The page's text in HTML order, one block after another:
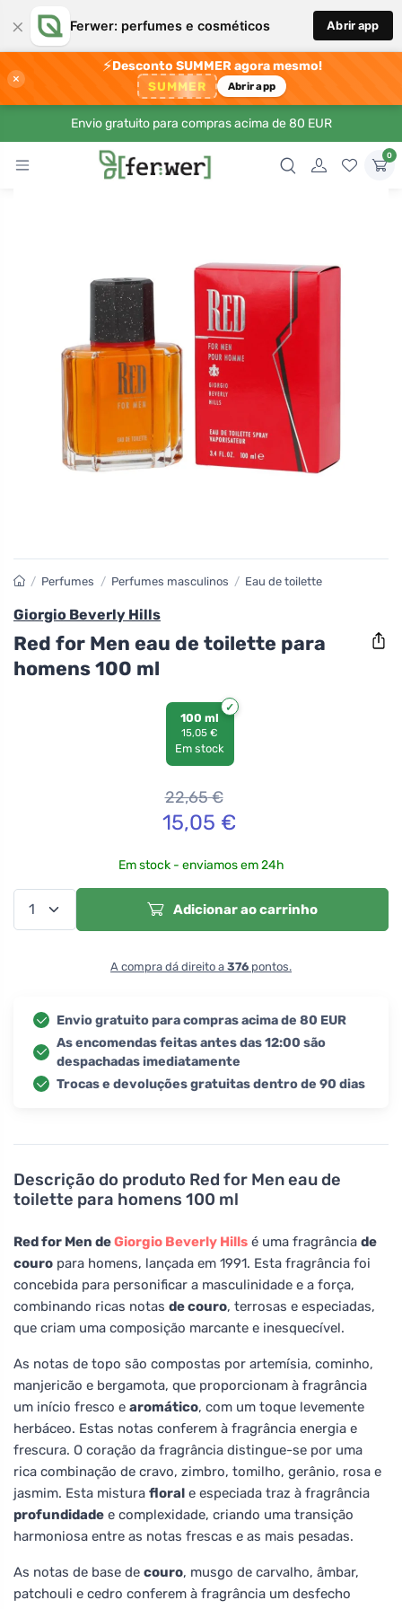
× Ferwer: perfumes e cosméticos Abrir app
×
⚡Desconto SUMMER agora mesmo!
SUMMER Abrir app
Envio gratuito para compras acima de 80 EUR
0
Descrição do produto Red for Men eau de
toilette para homens 100 ml
Red for Men deGiorgio Beverly Hills é uma fragrância de
couro para homens, lançada em 1991. Esta fragrância foi
concebida para personificar a masculinidade e a força,
combinando ricas notas de couro, terrosas e especiadas,
que criam uma composição marcante e inesquecível.
As notas de topo são compostas por artemísia, cominho,
manjericão e bergamota, que proporcionam à fragrância
um início fresco e aromático, com um toque levemente
herbáceo. Estas notas conferem à fragrância energia e
frescura. O coração da fragrância distingue-se por uma
rica combinação de cravo, zimbro, tomilho, gerânio, rosa e
jasmim. Esta mistura floral e especiada traz à fragrância
profundidade e complexidade, criando uma transição
harmoniosa entre as notas frescas e as mais pesadas.
As notas de base de couro, musgo de carvalho, âmbar,
patchouli e cedro conferem à fragrância um desfecho
/ Perfumes / Perfumes masculinos / Eau de toilette
Giorgio Beverly Hills
Red for Men eau de toilette para
homens 100 ml
100 ml
15,05 €
Em stock
22,65€
15,05 €
Em stock - enviamos em 24h
Adicionar ao carrinho
A compra dá direito a 376 pontos.
Envio gratuito para compras acima de 80 EUR
As encomendas feitas antes das 12:00 são
despachadas imediatamente
Trocas e devoluções gratuitas dentro de 90 dias